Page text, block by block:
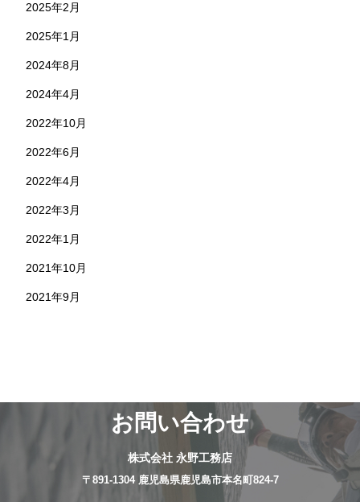
2025年2月
2025年1月
2024年8月
2024年4月
2022年10月
2022年6月
2022年4月
2022年3月
2022年1月
2021年10月
2021年9月
お問い合わせ
株式会社 永野工務店
〒891-1304 鹿児島県鹿児島市本名町824-7